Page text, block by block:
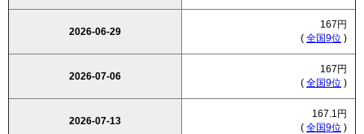
2026-06-29
167円
( 全国9位 )
2026-07-06
167円
( 全国9位 )
2026-07-13
167.1円
( 全国9位 )